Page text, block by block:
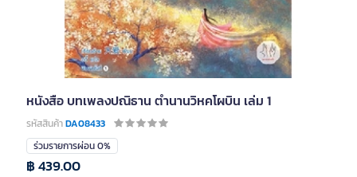
หนังสือ บทเพลงปณิธาน ตำนานวิหคโผบิน เล่ม 1
รหัสสินค้าDA08433
ร่วมรายการผ่อน 0%
฿ 439.00